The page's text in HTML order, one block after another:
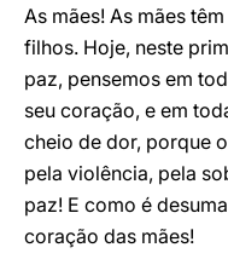
As mães! As mães
filhos. Hoje, neste
paz, pensemos em
seu coração, e em
cheio de dor, porque
pela violência, pela
paz! E como é
coração das mães!